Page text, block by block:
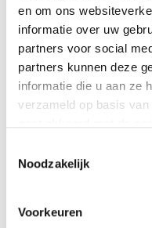
en om ons
informatie over uw
partners voor social
partners kunnen deze
informatie die u aan ze
verzameld op basis
Noodzakelijk
Voorkeuren
Vink dit aan als u op